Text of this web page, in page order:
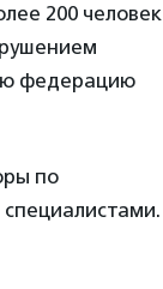
200 человек
федерацию
по